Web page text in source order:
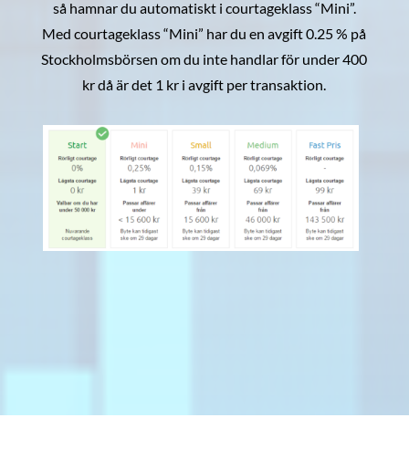
så hamnar du automatiskt i courtageklass “Mini”.
Med courtageklass “Mini” har du en avgift 0.25 % på
Stockholmsbörsen om du inte handlar för under 400
kr då är det 1 kr i avgift per transaktion.